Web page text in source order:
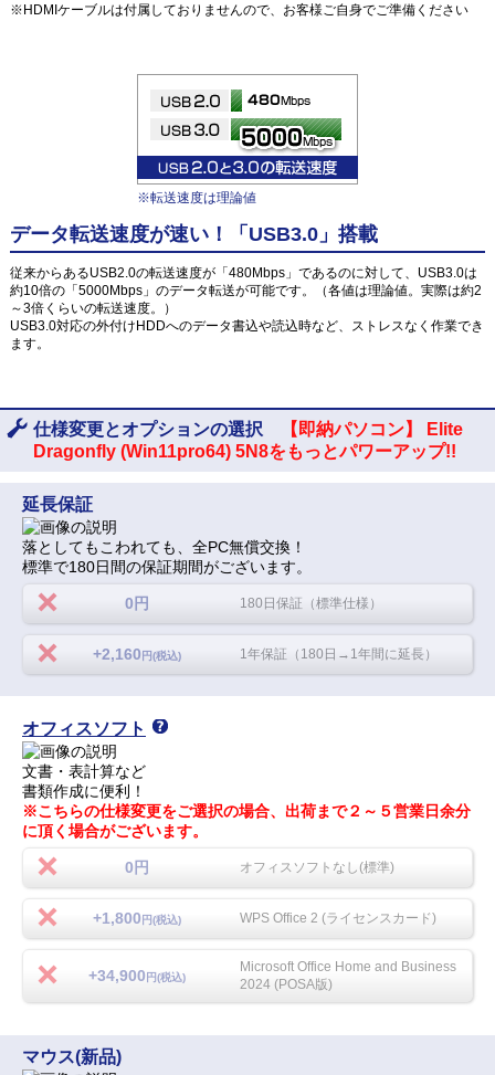
※HDMIケーブルは付属しておりませんので、お客様ご自身でご準備ください
※転送速度は理論値
データ転送速度が速い！「USB3.0」搭載
従来からあるUSB2.0の転送速度が「480Mbps」であるのに対して、USB3.0は
約10倍の「5000Mbps」のデータ転送が可能です。（各値は理論値。実際は約2
～3倍くらいの転送速度。）
USB3.0対応の外付けHDDへのデータ書込や読込時など、ストレスなく作業でき
ます。
仕様変更とオプションの選択
【即納パソコン】 Elite
Dragonfly (Win11pro64) 5N8をもっとパワーアップ!!
延長保証
落としてもこわれても、全PC無償交換！
標準で180日間の保証期間がございます。
0円 180日保証（標準仕様）
+2,160 円(税込) 1年保証（180日→1年間に延長）
オフィスソフト
文書・表計算など
書類作成に便利！
※こちらの仕様変更をご選択の場合、出荷まで２～５営業日余分
に頂く場合がございます。
0円 オフィスソフトなし(標準)
+1,800 円(税込) WPS Office 2 (ライセンスカード)
+34,900 円(税込)
Microsoft Office Home and Business
2024 (POSA版)
マウス(新品)